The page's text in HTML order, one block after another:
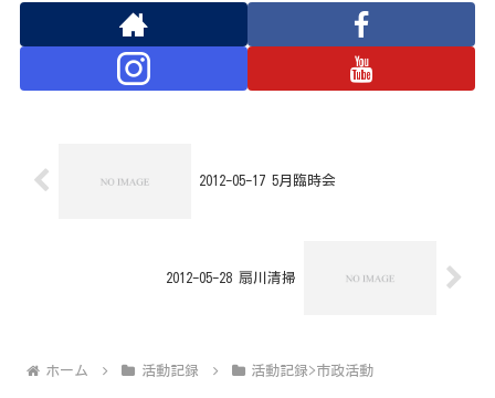
2012-05-17 5月臨時会
2012-05-28 扇川清掃
ホーム 活動記録 活動記録>市政活動